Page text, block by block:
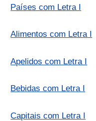
Países com Letra I
Alimentos com Letra I
Apelidos com Letra I
Bebidas com Letra I
Capitais com Letra I